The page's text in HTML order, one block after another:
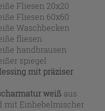
Fliesen 20x20
Fliesen 60x60
Waschbecken
fliesen
handbrausen
spiegel
mit präziser
weiß aus
mit Einhebelmischer